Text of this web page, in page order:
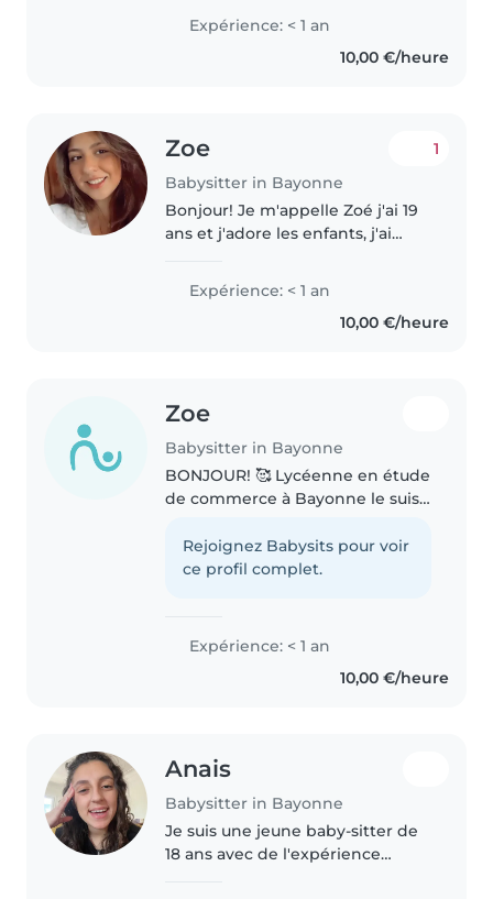
fiable, responsable et
dynamique qui adore les
enfants. Je vous propose mes
Expérience: < 1 an
10,00 €/heure
Zoe
Babysitter in Bayonne
1
Bonjour! Je m'appelle Zoé j'ai 19
ans et j'adore les enfants, j'ai
Je suis étudiante en médecine
et j'ai terminé mon année
Expérience: < 1 an
10,00 €/heure
Zoe
Babysitter in Bayonne
BONJOUR! 🥰 Lycéenne en étude
de commerce à Bayonne le suis
et responsable. l'ai l'habitude de
m'occuper d'enfants de tout âge
Rejoignez Babysits pour voir
ce profil complet.
Expérience: < 1 an
10,00 €/heure
Anais
Babysitter in Bayonne
Je suis une jeune baby-sitter de
18 ans avec de l'expérience